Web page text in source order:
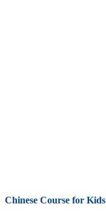
Chinese Course for Kids